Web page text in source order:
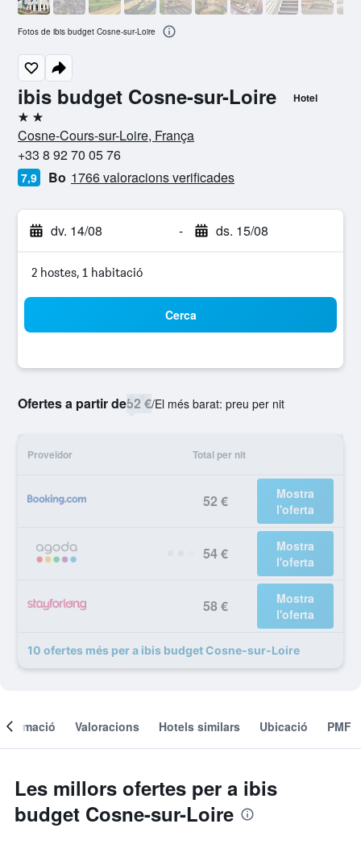
ibis budget Cosne-sur-Loire Hotel
2 estrelles
Cosne-Cours-sur-Loire, França
+33 8 92 70 05 76
7,9 Bo 1766 valoracions verificades
dv. 14/08 - ds. 15/08
2 hostes, 1 habitació
Cerca
Ofertes a partir de52 €/El més barat: preu per nit
Proveïdor Total per nit
52 €
Mostra
l'oferta
54 €
Mostra
l'oferta
58 €
Mostra
l'oferta
10 ofertes més per a ibis budget Cosne-sur-Loire
Fotos de ibis budget Cosne-sur-Loire
Valoracions Hotels similars Ubicació PMF
Les millors ofertes per a ibis
budget Cosne-sur-Loire